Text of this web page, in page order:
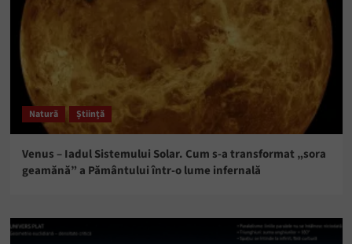
Natură Știință
Venus – Iadul Sistemului Solar. Cum s-a transformat „sora
geamănă” a Pământului într-o lume infernală